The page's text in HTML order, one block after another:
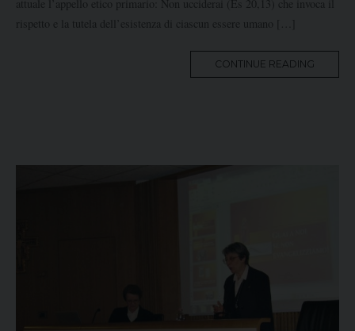
attuale l’appello etico primario: Non ucciderai (Es 20,13) che invoca il
rispetto e la tutela dell’esistenza di ciascun essere umano […]
CONTINUE READING